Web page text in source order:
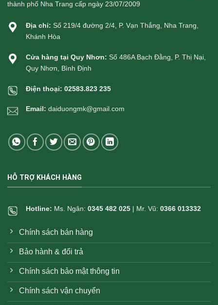
thành phố Nha Trang cấp ngày 23/07/2009
Địa chỉ: Số 219/4 đường 2/4, P. Vạn Thắng, Nha Trang,
Khánh Hòa
Cửa hàng tại Quy Nhơn: Số 486A Bạch Đằng, P. Thị Nại,
Quy Nhơn, Bình Định
Điện thoại: 02583.823 235
Email: daiduongmk@gmail.com
HỖ TRỢ KHÁCH HÀNG
Hotline: Ms. Ngân: 0345 482 025 | Mr. Vũ: 0366 013332
Chính sách bán hàng
Bảo hành & đổi trả
Chính sách bảo mật thông tin
Chính sách vận chuyển